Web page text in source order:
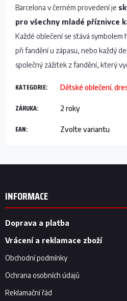
Barcelona v černém provedení je
pro všechny mladé příznivce
Každé oblečení se stává symbolem
při fandění u zápasu, nebo každý
společný zážitek z fandění, který
KATEGORIE: Dětské oblečení,
ZÁRUKA: 2 roky
EAN: Zvolte variantu
Z
INFORMACE
Doprava a platba
Vrácení a reklamace zboží
Obchodní podmínky
Ochrana osobních údajů
Reklamační řád